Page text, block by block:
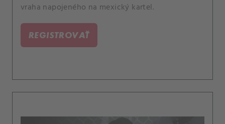
vraha napojeného na mexický kartel.
REGISTROVAŤ